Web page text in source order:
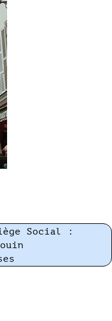
Social :